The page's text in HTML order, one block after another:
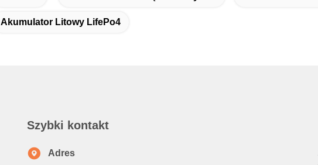
Akumulator Litowy LifePo4
Szybki kontakt
Adres